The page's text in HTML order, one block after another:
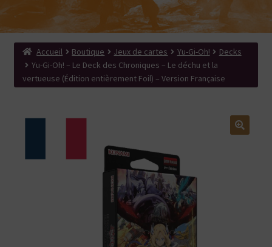
Produits dérivés
menu
enfant
Search
Accueil Boutique Jeux de cartes Yu-Gi-Oh!
Decks
Yu-Gi-Oh! – Le Deck des Chroniques – Le déchu et la
vertueuse (Édition entièrement Foil) – Version Française